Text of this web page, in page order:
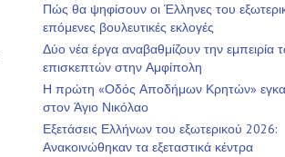
Πώς θα ψηφίσουν οι Έλληνες του
επόμενες βουλευτικές εκλογές
Δύο νέα έργα αναβαθμίζουν την εμπειρία
επισκεπτών στην Αμφίπολη
Η πρώτη «Οδός Αποδήμων Κρητών»
στον Άγιο Νικόλαο
Εξετάσεις Ελλήνων του εξωτερικού 2026:
Ανακοινώθηκαν τα εξεταστικά κέντρα